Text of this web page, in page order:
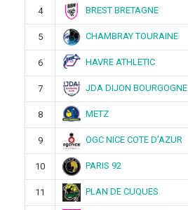
4 BREST BRETAGNE
5 CHAMBRAY TOURAINE
6 HAVRE ATHLETIC
7 JDA DIJON BOURGOGNE
8 METZ
9 OGC NICE COTE D’AZUR
10 PARIS 92
11 PLAN DE CUQUES